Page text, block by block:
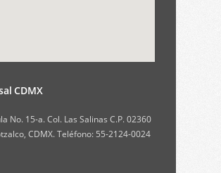
CDMX
No. 15-a. Col. Las Salinas C.P. 02360
CDMX. Teléfono: 55-2124-0024